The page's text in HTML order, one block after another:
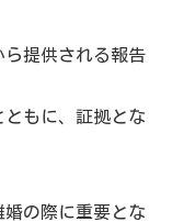
提供される報告
もに、証拠とな
の際に重要とな